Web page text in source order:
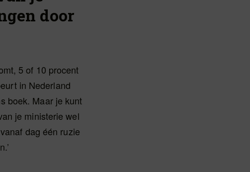
door
5 of 10 procent
in Nederland
boek. Maar je kunt
je ministerie wel
dag één ruzie